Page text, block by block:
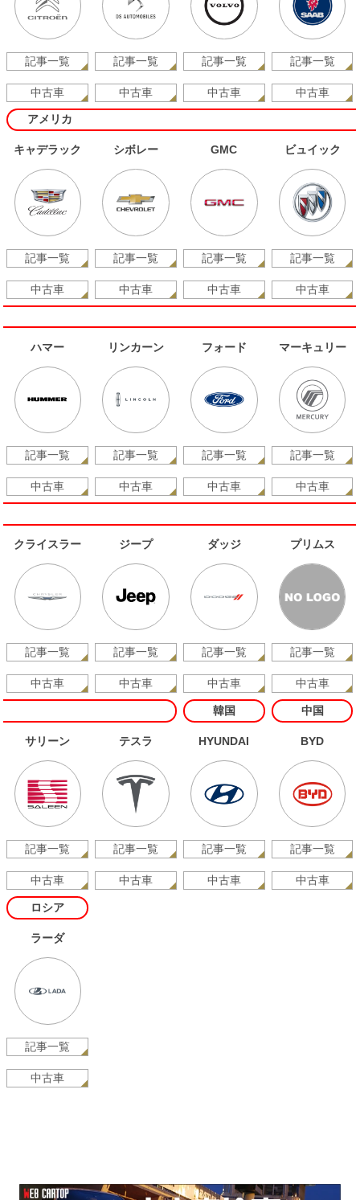
記事一覧
中古車
記事一覧
中古車
記事一覧
中古車
記事一覧
中古車
アメリカ
キャデラック
記事一覧
中古車
シボレー
記事一覧
中古車
GMC
記事一覧
中古車
ビュイック
記事一覧
中古車
ハマー
記事一覧
中古車
リンカーン
記事一覧
中古車
フォード
記事一覧
中古車
マーキュリー
記事一覧
中古車
クライスラー
記事一覧
中古車
ジープ
記事一覧
中古車
ダッジ
記事一覧
中古車
プリムス
記事一覧
中古車
サリーン
記事一覧
中古車
テスラ
記事一覧
中古車
韓国
HYUNDAI
記事一覧
中古車
中国
BYD
記事一覧
中古車
ロシア
ラーダ
記事一覧
中古車